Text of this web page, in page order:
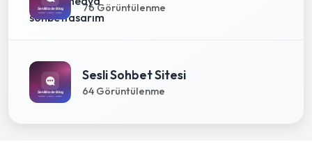
76 Görüntülenme
Sesli Sohbet Sitesi
64 Görüntülenme